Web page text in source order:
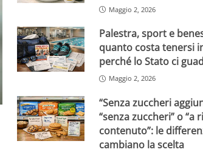
Maggio 2, 2026
Palestra, sport e
quanto costa tenersi
perché lo Stato ci
Maggio 2, 2026
“Senza zuccheri
“senza zuccheri” o “a
contenuto”: le
cambiano la scelta